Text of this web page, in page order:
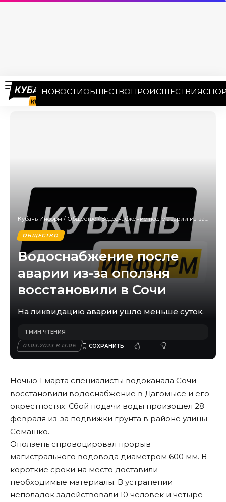
НОВОСТИОБЩЕСТВОПРОИСШЕСТВИЯ
Кубань Информ / Общество/Водоснабжение после аварии из-за оползня восстановили в Сочи
ОБЩЕСТВО
Водоснабжение после
аварии из-за оползня
восстановили в Сочи
На ликвидацию аварии ушло меньше суток.
01.03.2023 В 13:06
1 МИН ЧТЕНИЯ
Ночью 1 марта специалисты водоканала Сочи
восстановили водоснабжение в Дагомысе и его
окрестностях. Сбой подачи воды произошел 28
февраля из-за подвижки грунта в районе улицы
Семашко.
Оползень спровоцировал прорыв
магистрального водовода диаметром 600 мм. В
короткие сроки на место доставили
необходимые материалы. В устранении
неполадок задействовали 10 человек и четыре